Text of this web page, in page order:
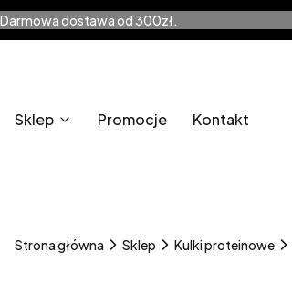
Darmowa dostawa od 300zł.
Sklep Promocje Kontakt
Strona główna Sklep Kulki proteinowe